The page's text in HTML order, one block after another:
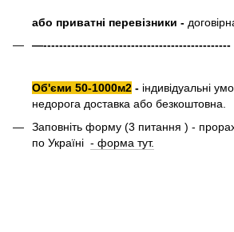
або приватні перевізники -
—-----------------------------------------------
Об'єми 50-1000м2 - індивідуальні
недорога доставка або безкоштовна.
Заповніть форму (3 питання ) -
по Україні - форма тут.